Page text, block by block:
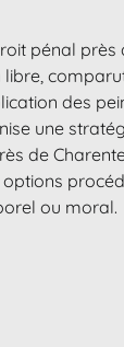
pénal près
des
une
de
ou moral.